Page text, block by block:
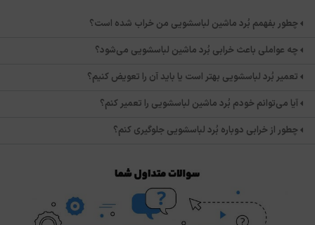
چطور بفهمم بُرد ماشین لباسشویی من خراب شده است؟
چه عواملی باعث خرابی بُرد ماشین لباسشویی می‌شود؟
تعمیر بُرد لباسشویی بهتر است یا باید آن را تعویض کنیم؟
آیا می‌توانم خودم بُرد ماشین لباسشویی را تعمیر کنم؟
چطور از خرابی دوباره بُرد لباسشویی جلوگیری کنم؟